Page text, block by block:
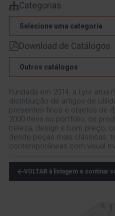
Categorias
Selecione uma categoria
Download de Catálogos
Outros catálogos
Fundada em 2014, a Lyor atua
distribuição de artigos de
presentes finos e objetos de
2000 itens no portfólio, os
beleza, design e bom preço,
desde peças mais clássicas,
contemporâneas com visual
VOLTAR à listagem e continar